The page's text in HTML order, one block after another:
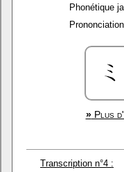
Phonétique
»Plus
Transcription n°4 :